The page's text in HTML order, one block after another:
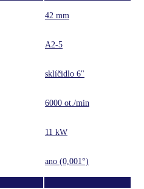
42 mm
A2-5
sklíčidlo 6"
6000 ot./min
11 kW
ano (0,001°)